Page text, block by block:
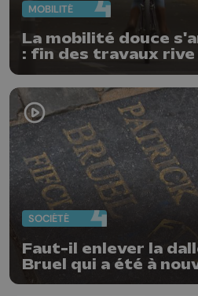
MOBILITÉ
La mobilité douce
: fin des travaux
Guillemins...
SOCIÉTÉ
Faut-il enlever la
Bruel qui a été à
"Nos ouvriers sont